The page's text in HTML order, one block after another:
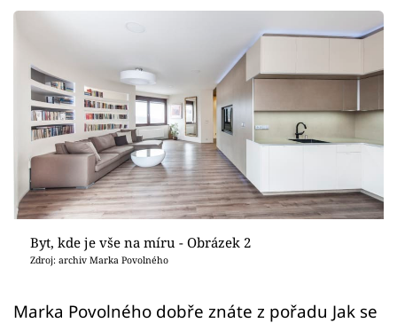
Design
Sledujte prima+
Přihlášení
Sledujte nás
Byt, kde je vše na míru - Obrázek 2
Zdroj: archiv Marka Povolného
Marka Povolného dobře znáte z pořadu Jak se